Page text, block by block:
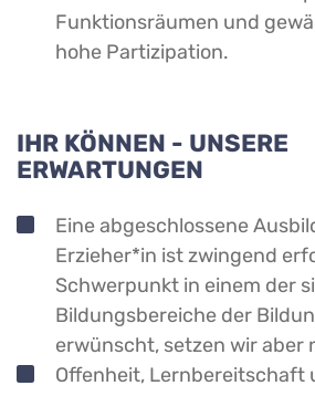
Funktionsräumen und
hohe Partizipation.
IHR KÖNNEN - UNSERE
ERWARTUNGEN
Eine abgeschlossene
Erzieher*in ist zwingend
Schwerpunkt in einem der
Bildungsbereiche der
erwünscht, setzen wir aber
Offenheit, Lernbereitschaft